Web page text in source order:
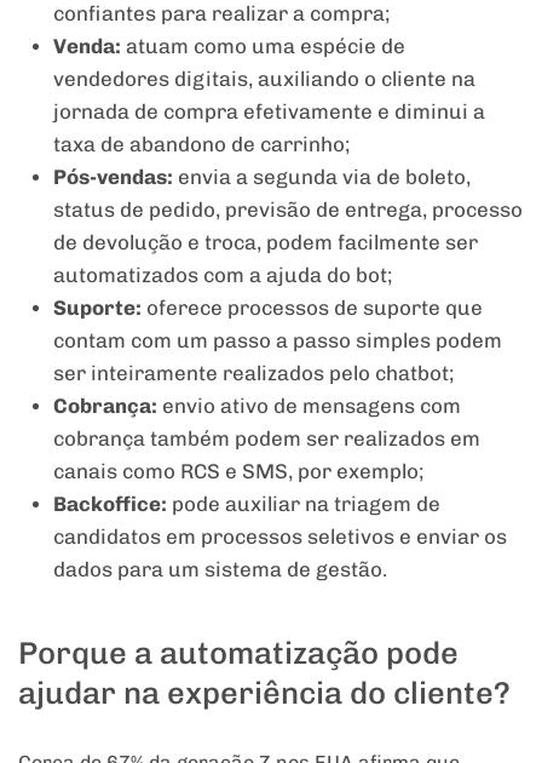
confiantes para realizar a compra;
Venda: atuam como uma espécie de
vendedores digitais, auxiliando o cliente na
jornada de compra efetivamente e diminui a
taxa de abandono de carrinho;
Pós-vendas: envia a segunda via de boleto,
status de pedido, previsão de entrega, processo
de devolução e troca, podem facilmente ser
automatizados com a ajuda do bot;
Suporte: oferece processos de suporte que
contam com um passo a passo simples podem
ser inteiramente realizados pelo chatbot;
Cobrança: envio ativo de mensagens com
cobrança também podem ser realizados em
canais como RCS e SMS, por exemplo;
Backoffice: pode auxiliar na triagem de
candidatos em processos seletivos e enviar os
dados para um sistema de gestão.
Porque a automatização pode
ajudar na experiência do cliente?